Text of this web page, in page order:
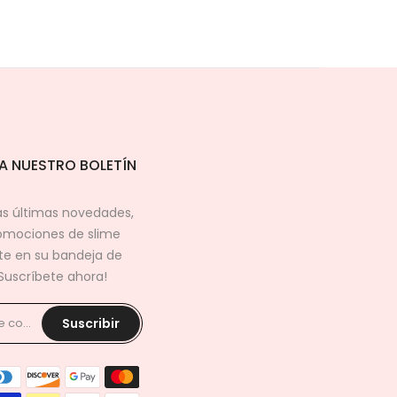
NUESTRO BOLETÍN
últimas novedades,
de slime
en su bandeja de
ahora!
Suscribir